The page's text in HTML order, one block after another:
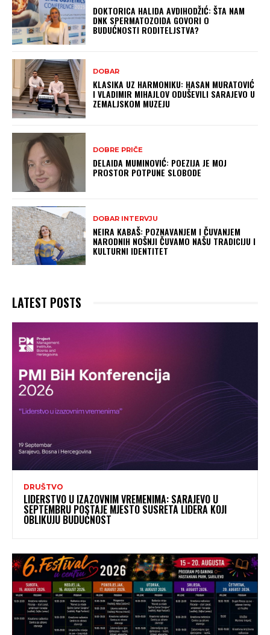
DOKTORICA HALIDA AVDIHODŽIĆ: ŠTA NAM
DNK SPERMATOZOIDA GOVORI O
BUDUĆNOSTI RODITELJSTVA?
DOBAR
KLASIKA UZ HARMONIKU: HASAN MURATOVIĆ
I VLADIMIR MIHAJLOV ODUŠEVILI SARAJEVO U
ZEMALJSKOM MUZEJU
DOBRE PRIČE
DELAIDA MUMINOVIĆ: POEZIJA JE MOJ
PROSTOR POTPUNE SLOBODE
DOBAR INTERVJU
NEIRA KABAŠ: POZNAVANJEM I ČUVANJEM
NARODNIH NOŠNJI ČUVAMO NAŠU TRADICIJU I
KULTURNI IDENTITET
LATEST POSTS
DRUŠTVO
LIDERSTVO U IZAZOVNIM VREMENIMA: SARAJEVO U
SEPTEMBRU POSTAJE MJESTO SUSRETA LIDERA KOJI
OBLIKUJU BUDUĆNOST